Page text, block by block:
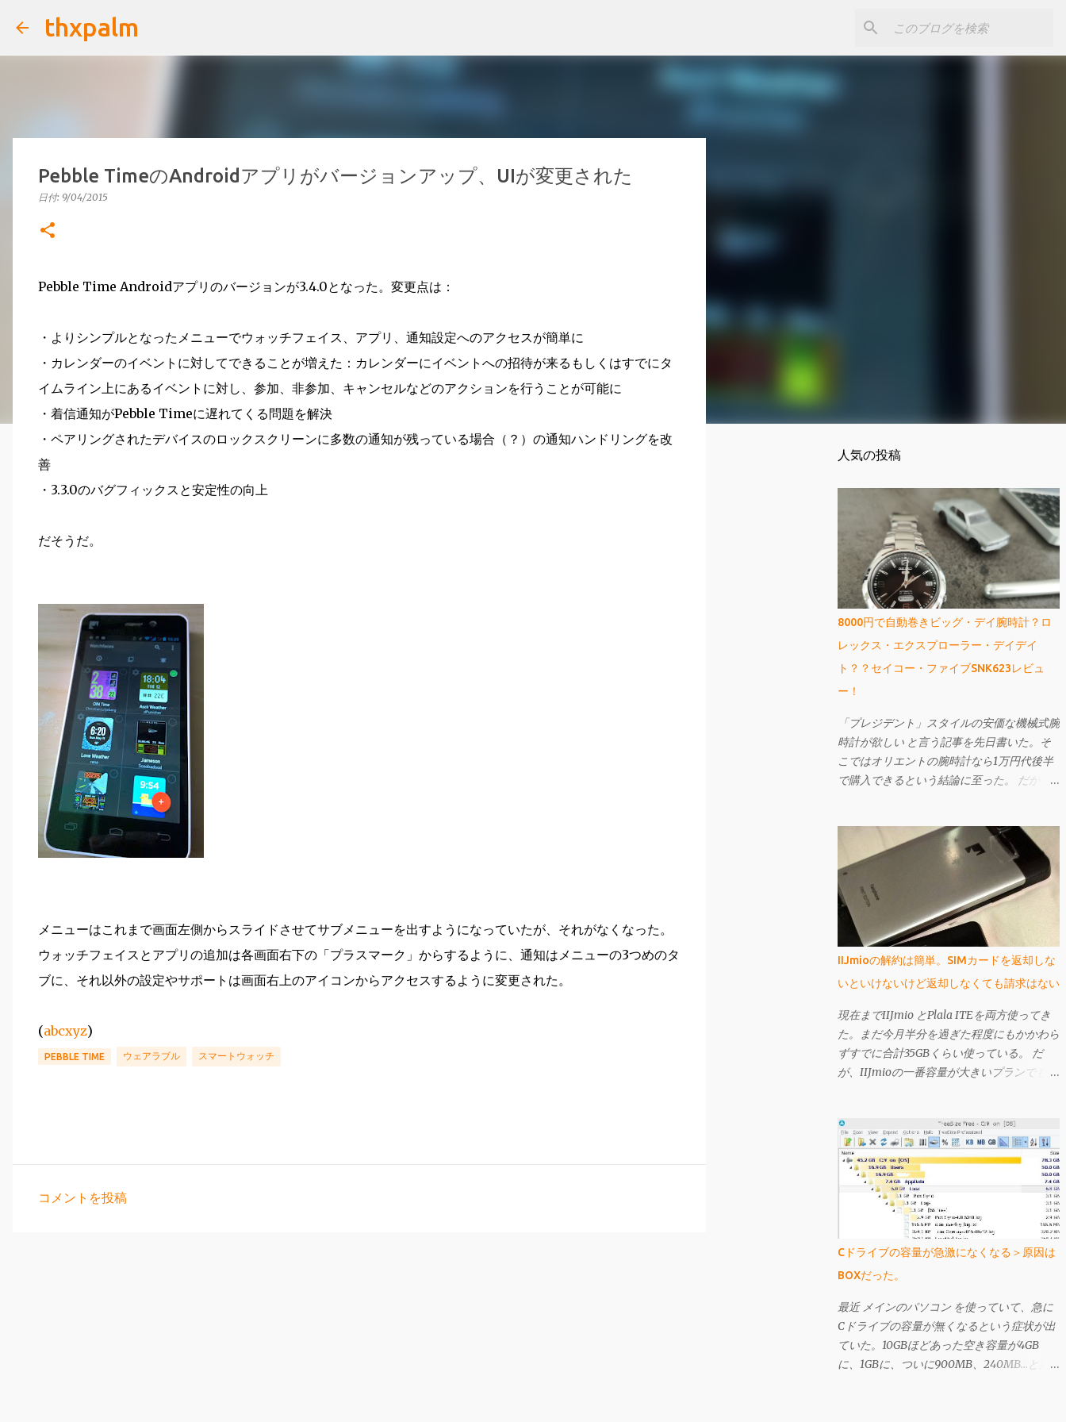
thxpalm
Pebble TimeのAndroidアプリがバージョンアップ、UIが変更された
日付: 9/04/2015
Pebble Time Androidアプリのバージョンが3.4.0となった。変更点は：
・よりシンプルとなったメニューでウォッチフェイス、アプリ、通知設定へのアクセスが簡単に
・カレンダーのイベントに対してできることが増えた：カレンダーにイベントへの招待が来るもしくはすでにタ
イムライン上にあるイベントに対し、参加、非参加、キャンセルなどのアクションを行うことが可能に
・着信通知がPebble Timeに遅れてくる問題を解決
・ペアリングされたデバイスのロックスクリーンに多数の通知が残っている場合（？）の通知ハンドリングを改
善
・3.3.0のバグフィックスと安定性の向上
だそうだ。
メニューはこれまで画面左側からスライドさせてサブメニューを出すようになっていたが、それがなくなった。
ウォッチフェイスとアプリの追加は各画面右下の「プラスマーク」からするように、通知はメニューの3つめのタ
ブに、それ以外の設定やサポートは画面右上のアイコンからアクセスするように変更された。
(abcxyz)
PEBBLE TIME ウェアラブル スマートウォッチ
コメントを投稿
人気の投稿
8000円で自動巻きビッグ・デイ腕時計？ロ
レックス・エクスプローラー・デイデイ
ト？？セイコー・ファイブSNK623レビュ
ー！
「プレジデント」スタイルの安価な機械式腕
時計が欲しい と言う記事を先日書いた。そ
こではオリエントの腕時計なら1万円代後半
で購入できるという結論に至った。 だが、
りに曜日名が省略されずに表示されている）
ではなくてもよいというのであれば、もっと
安いものがある。 それが先日購入し、今回
ご紹介するセイコー・ファイブのSNK623
だ。購入してから文字盤がエクスプローラー
に酷似していることに気づいたが、なかなか
個性的で値段も激安の憎めないやつなんです
IIJmioの解約は簡単。SIMカードを返却しな
いといけないけど返却しなくても請求はない
現在までIIJmio とPlala ITEを両方使ってき
た。まだ今月半分を過ぎた程度にもかかわら
ずすでに合計35GBくらい使っている。 だ
が、IIJmioの一番容量が大きいプランでも
い果たしても、クーポンを使わない状態では
200kbps出るのだが、この状態では3日間で
366MBを超えると速度規制が酷くなり、そ
うなるといくら「容量無制限」を謳われても
そんなの嘘っぱちと言いたくなるほど遅くな
る（それでも 前買ったbmobile U300 よりは
早い気がするが）。Plala ITEは時間により
遅いときは非常に遅いが、IIJmioの速度制限
がかかったときよりも遅くはない（体感）
し、こちらは上り下りは共に3Mbpsではある
ものの、「定額無制限」の名に偽りはなく感
じられる。 今のところIIJmioで高速クーポ
ンを使うと快適すぎるくらいに感じているの
Cドライブの容量が急激になくなる＞原因は
BOXだった。
最近 メインのパソコン を使っていて、急に
Cドライブの容量が無くなるという症状が出
ていた。10GBほどあった空き容量が4GB
に、1GBに、ついに900MB、240MB…と減